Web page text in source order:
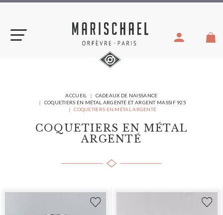
Aller
VOUS
ÊTES
ICI :
ACCUEIL
CADEAUX DE NAISSANCE
COQUETIERS EN MÉTAL ARGENTÉ ET ARGENT MASSIF 925
COQUETIERS EN MÉTAL ARGENTÉ
COQUETIERS EN MÉTAL
ARGENTÉ